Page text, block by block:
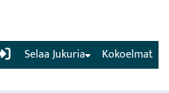
(current) Kokoelmat
Selaa Jukuria